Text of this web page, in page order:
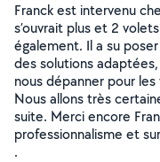
Franck est intervenu
s’ouvrait plus et 2
également. Il a su
des solutions
nous dépanner pour
Nous allons très
suite. Merci encore
professionnalisme et
.